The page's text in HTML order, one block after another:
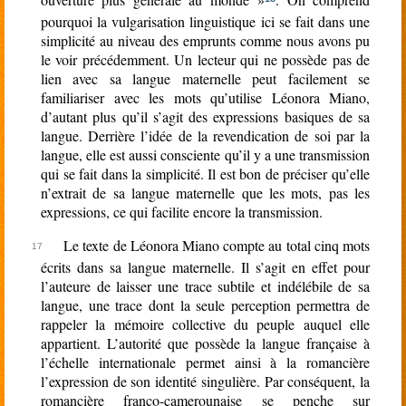
pourquoi la vulgarisation linguistique ici se fait dans une
simplicité au niveau des emprunts comme nous avons pu
le voir précédemment. Un lecteur qui ne possède pas de
lien avec sa langue maternelle peut facilement se
familiariser avec les mots qu’utilise Léonora Miano,
d’autant plus qu’il s’agit des expressions basiques de sa
langue. Derrière l’idée de la revendication de soi par la
langue, elle est aussi consciente qu’il y a une transmission
qui se fait dans la simplicité. Il est bon de préciser qu’elle
n’extrait de sa langue maternelle que les mots, pas les
expressions, ce qui facilite encore la transmission.
Le texte de Léonora Miano compte au total cinq mots
écrits dans sa langue maternelle. Il s’agit en effet pour
l’auteure de laisser une trace subtile et indélébile de sa
langue, une trace dont la seule perception permettra de
rappeler la mémoire collective du peuple auquel elle
appartient. L’autorité que possède la langue française à
l’échelle internationale permet ainsi à la romancière
l’expression de son identité singulière. Par conséquent, la
romancière franco-camerounaise se penche sur